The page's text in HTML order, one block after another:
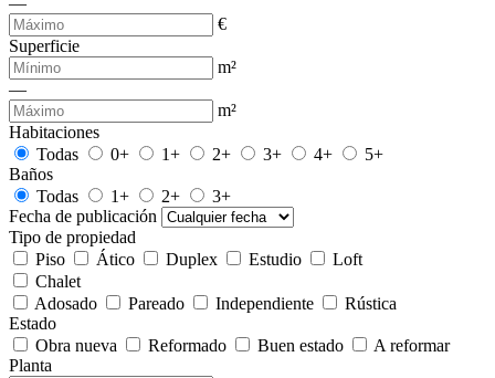
€
Superficie
m²
—
m²
Habitaciones
Todas
0+ 1+ 2+ 3+ 4+
5+
Baños
Todas
1+ 2+
3+
Fecha de publicación
Tipo de propiedad
Piso
Ático Duplex Estudio
Loft
Chalet
Adosado
Pareado Independiente
Rústica
Estado
Obra nueva
Reformado Buen estado
A reformar
Planta